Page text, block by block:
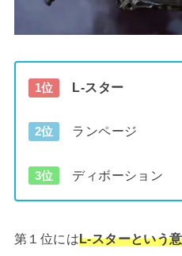
1位 L-スター
2位 ランページ
3位 ディボーション
第１位にはL-スターという